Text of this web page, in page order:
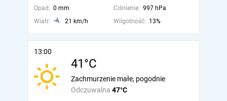
Opad: 0 mm Ciśnienie: 997 hPa
Wiatr:
21 km/h Wilgotność: 13%
13:00
41°C
Odczuwalna 47°C
Zachmurzenie małe, pogodnie